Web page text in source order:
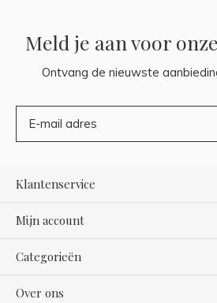
Meld je aan voor
Ontvang de nieuwste
Klantenservice
Mijn account
Categorieën
Over ons